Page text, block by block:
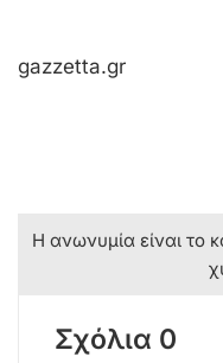
gazzetta.gr
Η ανωνυμία είναι το
Σχόλια 0